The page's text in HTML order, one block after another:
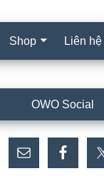
Shop Liên hệ
OWO Social